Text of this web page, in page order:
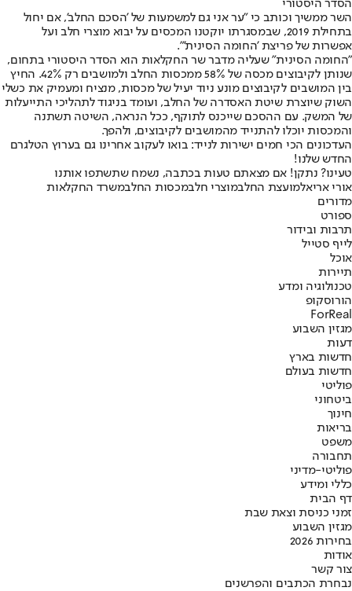
הסדר היסטורי
השר ממשיך וכותב כי "ער אני גם למשמעות של 'הסכם החלב', אם יחול
בתחילת 2019, שבמסגרתו יוקטנו המכסים על יבוא מוצרי חלב ועל
אפשרות של פריצת 'החומה הסינית'".
"החומה הסינית" שעליה מדבר שר החקלאות הוא הסדר היסטורי בתחום,
שנותן לקיבוצים מכסה של 58% ממכסות החלב ולמושבים רק 42%. החיץ
בין המושבים לקיבוצים מונע ניוד יעיל של מכסות, מנציח ומעמיק את כשלי
השוק שיוצרת שיטת האסדרה של החלב, ועומד בניגוד לתהליכי התייעלות
של המשק. עם ההסכם שייכנס לתוקף, ככל הנראה, השיטה תשתנה
והמכסות יוכלו להתנייד מהמושבים לקיבוצים, ולהפך.
העדכונים הכי חמים ישירות לנייד: בואו לעקוב אחרינו גם בערוץ הטלגרם
החדש שלנו!
טעינו? נתקן! אם מצאתם טעות בכתבה, נשמח שתשתפו אותנו
אורי אריאלמועצת החלבמוצרי חלבמכסות החלבמשרד החקלאות
מדורים
ספורט
תרבות ובידור
לייף סטייל
אוכל
תיירות
טכנולוגיה ומדע
הורוסקופ
ForReal
מגזין השבוע
דעות
חדשות בארץ
חדשות בעולם
פוליטי
ביטחוני
חינוך
בריאות
משפט
תחבורה
פוליטי-מדיני
כללי ומידע
דף הבית
זמני כניסת וצאת שבת
מגזין השבוע
בחירות 2026
אודות
צור קשר
נבחרת הכתבים והפרשנים